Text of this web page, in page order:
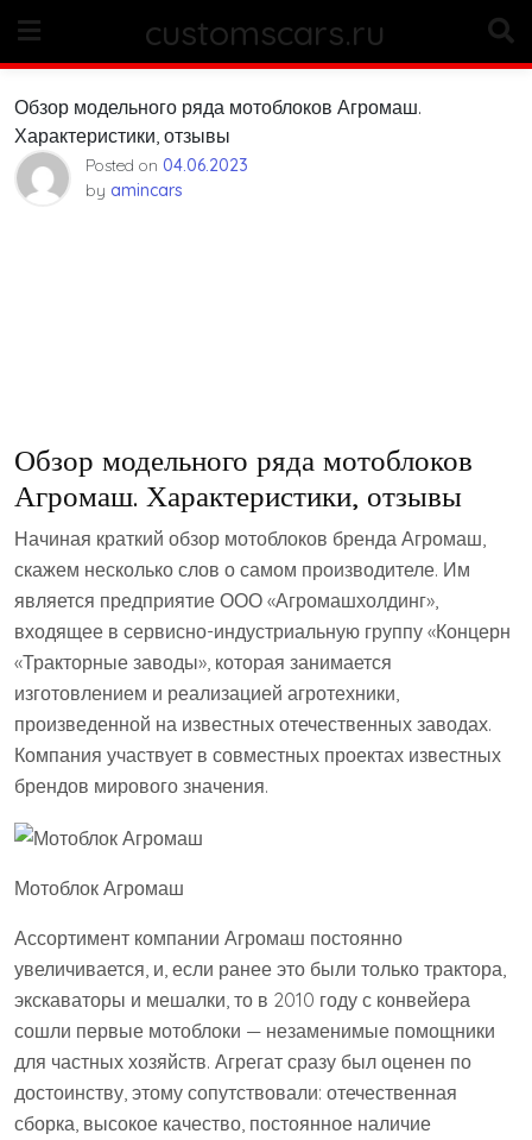
content
customscars.ru
Обзор модельного ряда мотоблоков Агромаш.
Характеристики, отзывы
Posted on 04.06.2023
by amincars
Обзор модельного ряда мотоблоков
Агромаш. Характеристики, отзывы
Начиная краткий обзор мотоблоков бренда Агромаш,
скажем несколько слов о самом производителе. Им
является предприятие ООО «Агромашхолдинг»,
входящее в сервисно-индустриальную группу «Концерн
«Тракторные заводы», которая занимается
изготовлением и реализацией агротехники,
произведенной на известных отечественных заводах.
Компания участвует в совместных проектах известных
брендов мирового значения.
Мотоблок Агромаш
Ассортимент компании Агромаш постоянно
увеличивается, и, если ранее это были только трактора,
экскаваторы и мешалки, то в 2010 году с конвейера
сошли первые мотоблоки — незаменимые помощники
для частных хозяйств. Агрегат сразу был оценен по
достоинству, этому сопутствовали: отечественная
сборка, высокое качество, постоянное наличие